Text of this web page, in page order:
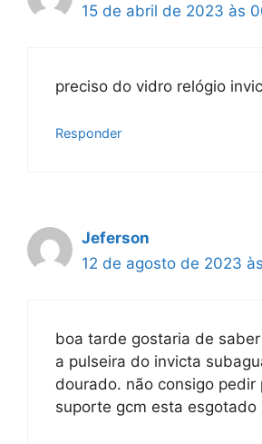
15 de abril de 2023 às
preciso do vidro relógio
Responder
Jeferson
12 de agosto de 2023
boa tarde gostaria de
a pulseira do invicta
dourado. não consigo pedir
suporte gcm esta esgotado